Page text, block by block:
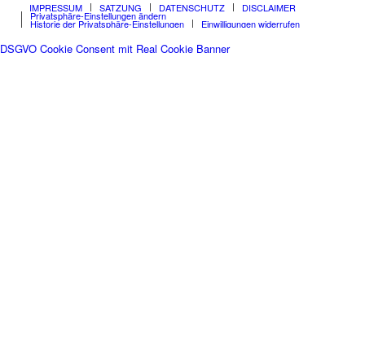
IMPRESSUM
SATZUNG DATENSCHUTZ DISCLAIMER
Privatsphäre-Einstellungen ändern
Historie der Privatsphäre-Einstellungen Einwilligungen widerrufen
DSGVO Cookie Consent mit Real Cookie Banner